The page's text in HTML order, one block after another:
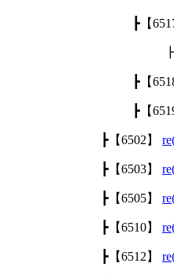
┣【
┣【
┣【
┣【6502】
┣【6503】
┣【6505】
┣【6510】
┣【6512】